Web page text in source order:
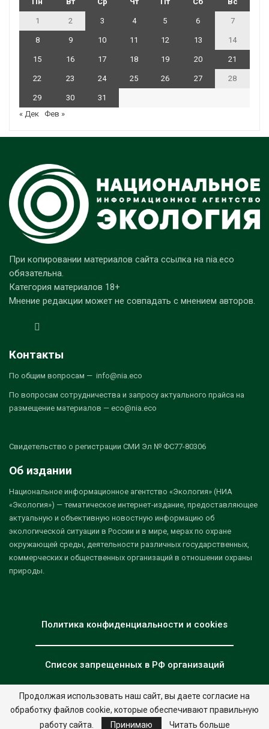
1 2 3 4 5 6 7
8 9 10 11 12 13 14
15 16 17 18 19 20 21
22 23 24 25 26 27 28
29 30
31
« Дек Фев »
При копировании материалов сайта ссылка на nia.eco
обязательна.
Категория материалов 18+
Мнение редакции может не совпадать с мнением авторов.
Контакты
По общим вопросам — info@nia.eco
По вопросам сотрудничества и запросу актуального прайса на
размещение материалов — eco@nia.eco
Свидетельство о регистрации СМИ Эл № ФС77-80306
Об издании
Национальное информационное агентство «Экология» (НИА
«Экология») — тематическое интернет-издание, предоставляющее
актуальную и объективную новостную информацию об
экологической ситуации в России и в мире, мерах по охране
окружающей среды, деятельности различных государственных,
коммерческих и общественных организаций в отношении охраны
природы.
Политика конфиденциальности и cookies
Список запрещенных в РФ организаций
© 2026 - НИА "Экология". Все права защищены. Дизайн:nia.eco
Продолжая использовать наш сайт, вы даете согласие на
обработку файлов cookie, которые обеспечивают правильную
работу сайта.
Принимаю Читать больше